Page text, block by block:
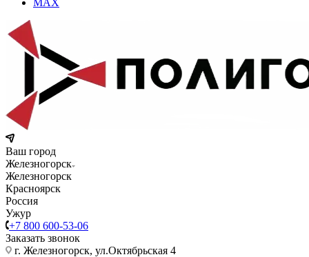
MAX
Ваш город
Железногорск
Железногорск
Красноярск
Россия
Ужур
+7 800 600-53-06
Заказать звонок
г. Железногорск, ул.Октябрьская 4